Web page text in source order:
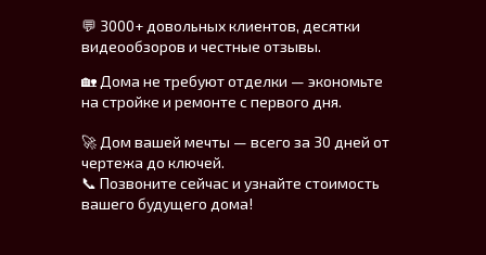
💬 3000+ довольных клиентов, десятки
видеообзоров и честные отзывы.
🏡 Дома не требуют отделки — экономьте
на стройке и ремонте с первого дня.
🚀 Дом вашей мечты — всего за 30 дней от
чертежа до ключей.
📞 Позвоните сейчас и узнайте стоимость
вашего будущего дома!